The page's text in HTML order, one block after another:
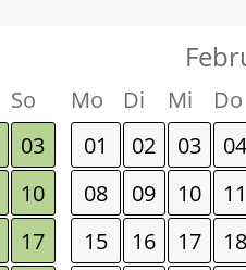
So
03
10
17
Mo Di Mi Do
01
02 03 04
08
09 10 11
15
16 17 18